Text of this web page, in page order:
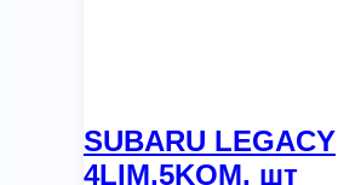
SUBARU LEGACY
4LIM,5KOM, шт